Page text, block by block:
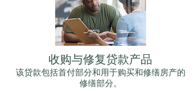
收购与修复贷款产品
该贷款包括首付部分和用于购买和修缮房产的
修缮部分。